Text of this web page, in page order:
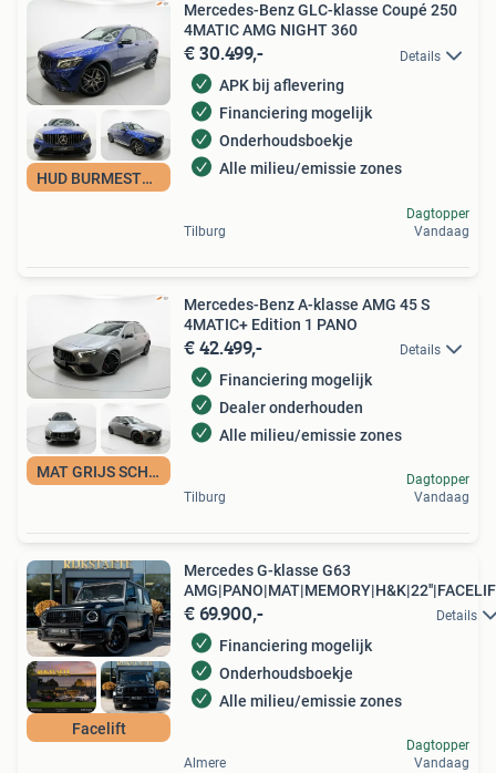
HUD BURMESTER DAK
Mercedes-Benz GLC-klasse Coupé 250
4MATIC AMG NIGHT 360
€ 30.499,- Details
APK bij aflevering
Financiering mogelijk
Onderhoudsboekje
Alle milieu/emissie zones
Tilburg
Dagtopper
Vandaag
MAT GRIJS SCHAAL
Mercedes-Benz A-klasse AMG 45 S
4MATIC+ Edition 1 PANO
€ 42.499,- Details
Financiering mogelijk
Dealer onderhouden
Alle milieu/emissie zones
Tilburg
Dagtopper
Vandaag
Facelift
Mercedes G-klasse G63
€ 69.900,- Details
Financiering mogelijk
Onderhoudsboekje
Alle milieu/emissie zones
Almere
Dagtopper
Vandaag